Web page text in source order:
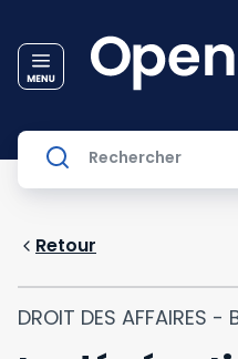
Retour
DROIT DES AFFAIRES -